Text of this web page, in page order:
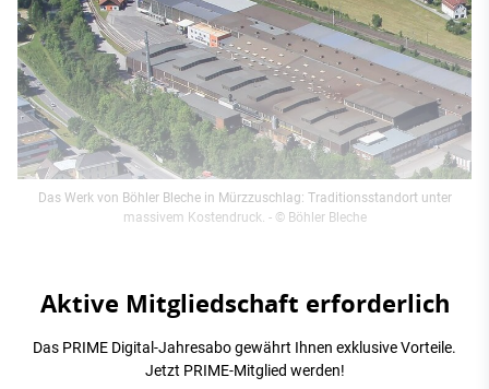
Das Werk von Böhler Bleche in Mürzzuschlag: Traditionsstandort unter
massivem Kostendruck. - © Böhler Bleche
Aktive Mitgliedschaft erforderlich
Das PRIME Digital-Jahresabo gewährt Ihnen exklusive Vorteile.
Jetzt PRIME-Mitglied werden!